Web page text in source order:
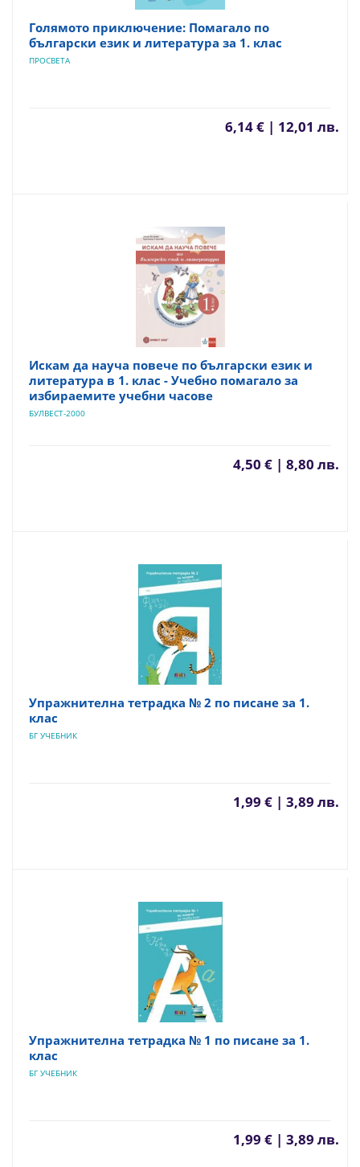
Голямото приключение: Помагало по
български език и литература за 1. клас
ПРОСВЕТА
6,14 € | 12,01 лв.
Искам да науча повече по български език и
литература в 1. клас - Учебно помагало за
избираемите учебни часове
БУЛВЕСТ-2000
4,50 € | 8,80 лв.
Упражнителна тетрадка № 2 по писане за 1.
клас
БГ УЧЕБНИК
1,99 € | 3,89 лв.
Упражнителна тетрадка № 1 по писане за 1.
клас
БГ УЧЕБНИК
1,99 € | 3,89 лв.